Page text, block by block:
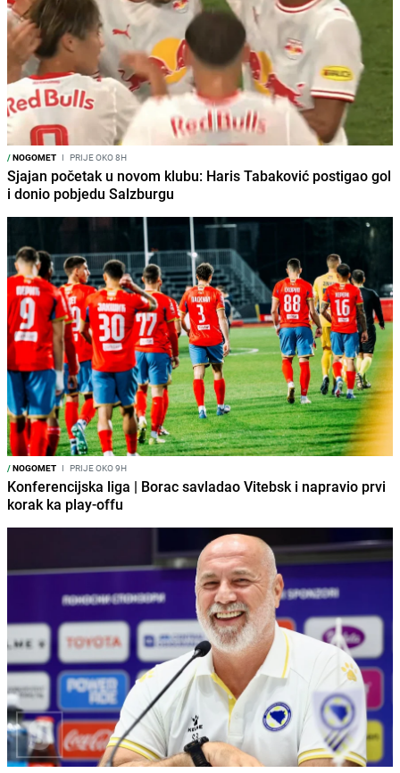
/NOGOMET I PRIJE OKO 8H
Sjajan početak u novom klubu: Haris Tabaković postigao gol
i donio pobjedu Salzburgu
/NOGOMET I PRIJE OKO 9H
Konferencijska liga | Borac savladao Vitebsk i napravio prvi
korak ka play-offu